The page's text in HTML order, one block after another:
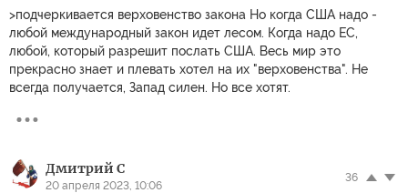
>подчеркивается верховенство закона Но когда США надо -
любой международный закон идет лесом. Когда надо ЕС,
любой, который разрешит послать США. Весь мир это
прекрасно знает и плевать хотел на их "верховенства". Не
всегда получается, Запад силен. Но все хотят.
Дмитрий С
20 апреля 2023, 10:06
36